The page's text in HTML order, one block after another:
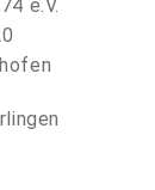
e.V.